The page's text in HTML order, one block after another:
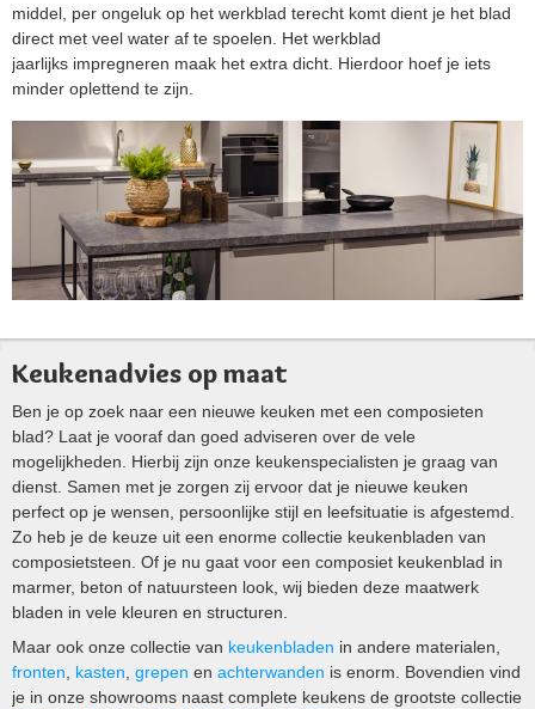
middel, per ongeluk op het werkblad terecht komt dient je het blad
direct met veel water af te spoelen. Het werkblad
jaarlijks impregneren maak het extra dicht. Hierdoor hoef je iets
minder oplettend te zijn.
Keukenadvies op maat
Ben je op zoek naar een nieuwe keuken met een composieten
blad? Laat je vooraf dan goed adviseren over de vele
mogelijkheden. Hierbij zijn onze keukenspecialisten je graag van
dienst. Samen met je zorgen zij ervoor dat je nieuwe keuken
perfect op je wensen, persoonlijke stijl en leefsituatie is afgestemd.
Zo heb je de keuze uit een enorme collectie keukenbladen van
composietsteen. Of je nu gaat voor een composiet keukenblad in
marmer, beton of natuursteen look, wij bieden deze maatwerk
bladen in vele kleuren en structuren.
Maar ook onze collectie van keukenbladen in andere materialen,
fronten
kasten grepen en achterwanden is enorm. Bovendien vind
je in onze showrooms naast complete keukens de grootste collectie